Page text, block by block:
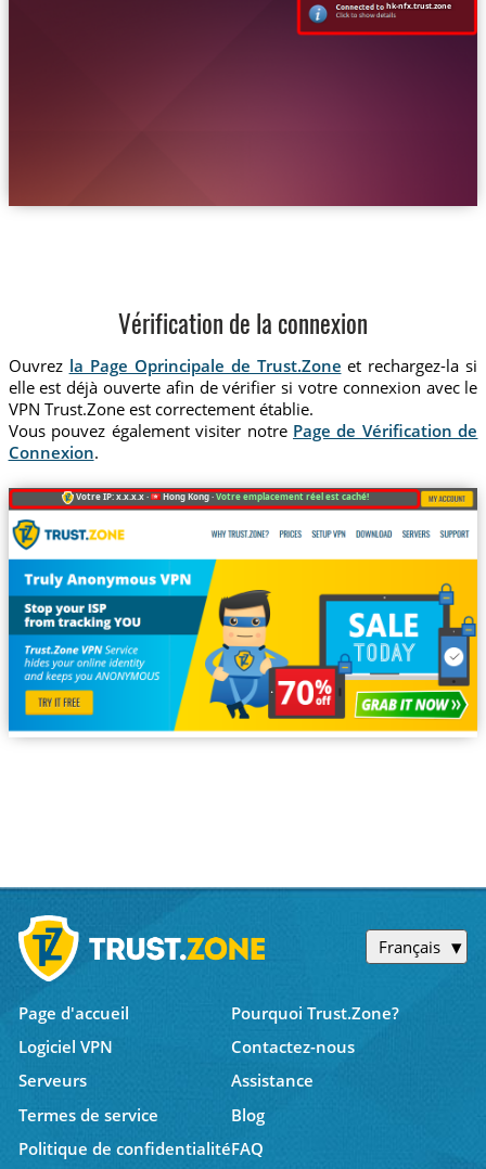
hk-nfx.trust.zone
Vérification de la connexion
Ouvrez la Page Oprincipale de Trust.Zone et rechargez-la si
elle est déjà ouverte afin de vérifier si votre connexion avec le
VPN Trust.Zone est correctement établie.
Vous pouvez également visiter notre Page de Vérification de
Connexion.
Votre IP: x.x.x.x · Hong Kong ·Votre emplacement réel est caché!
Français
Page d'accueil
Pourquoi Trust.Zone?
Logiciel VPN
Contactez-nous
Serveurs
Assistance
Termes de service
Blog
Politique de confidentialitéFAQ